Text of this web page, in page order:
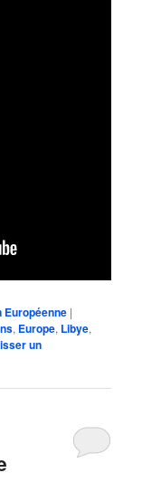
Européenne |
, Europe, Libye,
un